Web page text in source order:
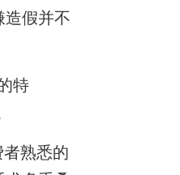
造假并不
特
熟悉的